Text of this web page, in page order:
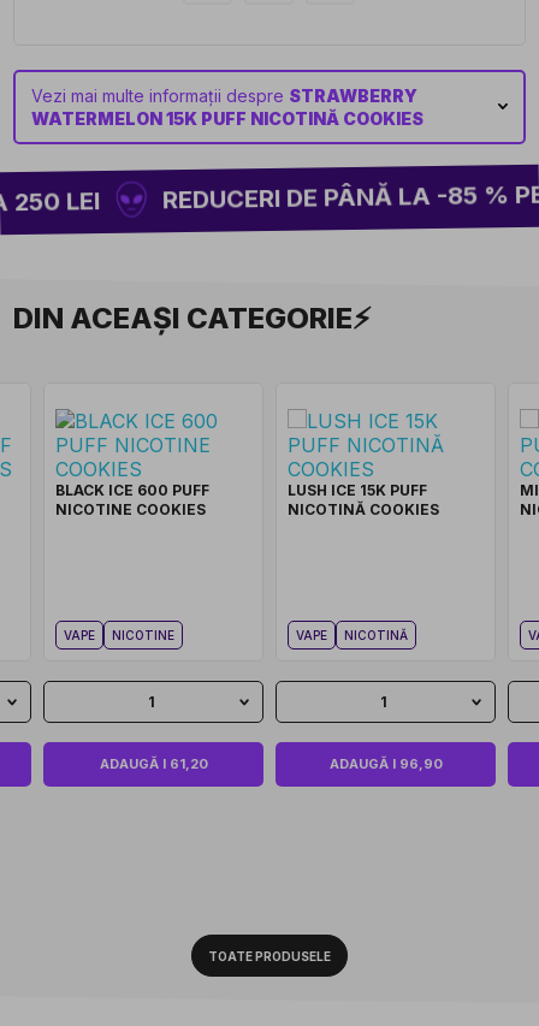
Vezi mai multe informații despre STRAWBERRY
WATERMELON 15K PUFF NICOTINĂ COOKIES
LEI REDUCERI DE PÂNĂ LA -85 % PE
DIN ACEAȘI CATEGORIE⚡
BLACK ICE 600 PUFF
NICOTINE COOKIES
VAPE NICOTINE
1
ADAUGĂ I 61,20
LUSH ICE 15K PUFF
NICOTINĂ COOKIES
VAPE NICOTINĂ
1
ADAUGĂ I 96,90
TOATE PRODUSELE